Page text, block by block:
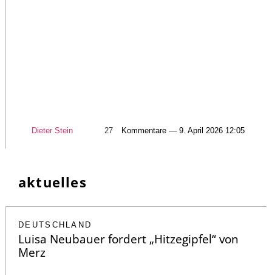
Dieter Stein 27 Kommentare — 9. April 2026 12:05
aktuelles
DEUTSCHLAND
Luisa Neubauer fordert „Hitzegipfel“ von
Merz